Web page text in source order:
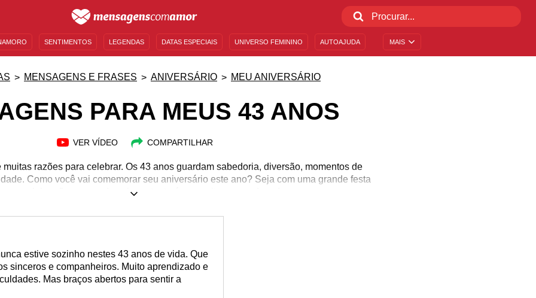
MAIS
SENTIMENTOS LEGENDAS DATAS ESPECIAIS UNIVERSO FEMININO AUTOAJUDA
MENSAGENS E FRASES ANIVERSÁRIO MEU ANIVERSÁRIO
PARA MEUS 43 ANOS
VER VÍDEO COMPARTILHAR
muitas razões para celebrar. Os 43 anos guardam sabedoria, diversão, momentos de
Como você vai comemorar seu aniversário este ano? Seja com uma grande festa
uma celebração reservada, o importante é aproveitar e agradecer!
estive sozinho nestes 43 anos de vida. Que
sinceros e companheiros. Muito aprendizado e
Mas braços abertos para sentir a